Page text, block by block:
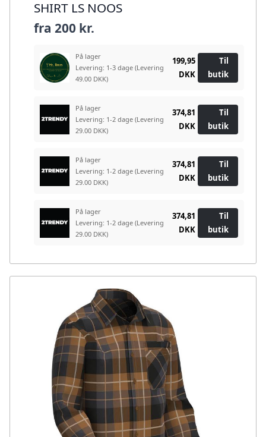
SHIRT LS NOOS
fra 200 kr.
På lager
Levering: 1-3 dage (Levering
49.00 DKK)
199,95
DKK
Til
butik
På lager
Levering: 1-2 dage (Levering
29.00 DKK)
374,81
DKK
Til
butik
På lager
Levering: 1-2 dage (Levering
29.00 DKK)
374,81
DKK
Til
butik
På lager
Levering: 1-2 dage (Levering
29.00 DKK)
374,81
DKK
Til
butik